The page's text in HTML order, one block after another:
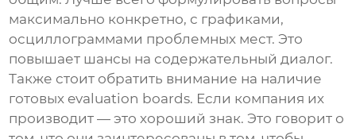
максимально конкретно, с графиками,
осциллограммами проблемных мест. Это
повышает шансы на содержательный диалог.
Также стоит обратить внимание на наличие
готовых evaluation boards. Если компания их
производит — это хороший знак. Это говорит о